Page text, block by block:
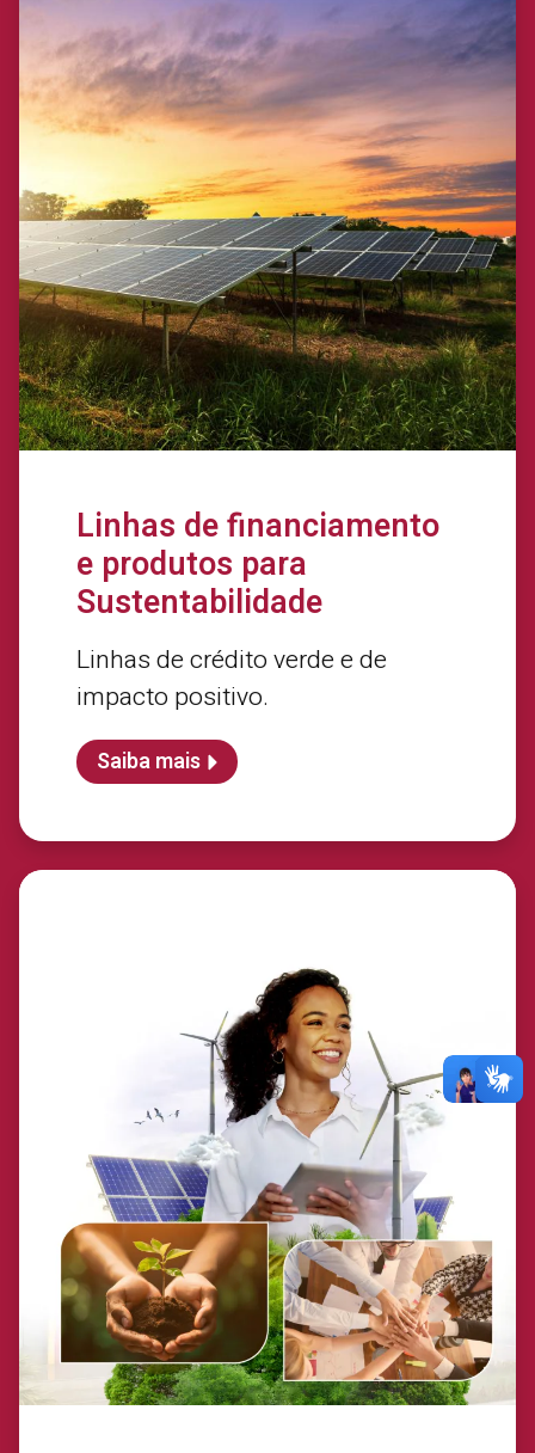
Linhas de financiamento
e produtos para
Sustentabilidade
Linhas de crédito verde e de
impacto positivo.
Saiba mais